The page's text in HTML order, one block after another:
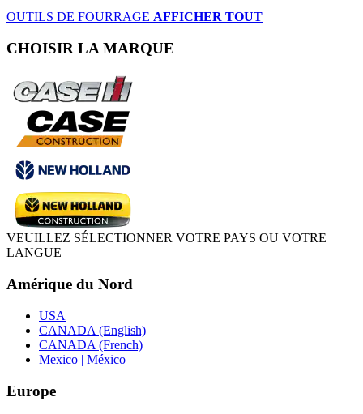
OUTILS DE FOURRAGE AFFICHER TOUT
CHOISIR LA MARQUE
VEUILLEZ SÉLECTIONNER VOTRE PAYS OU VOTRE
LANGUE
Amérique du Nord
USA
CANADA (English)
CANADA (French)
Mexico | México
Europe